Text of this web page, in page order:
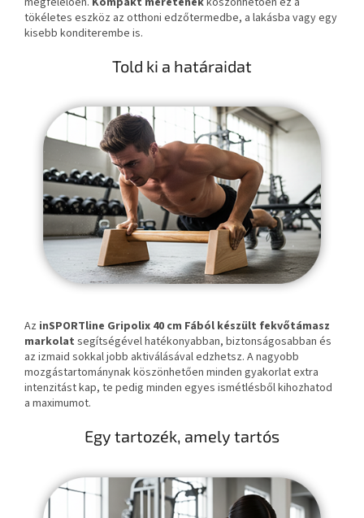
tökéletes eszköz az otthoni edzőtermedbe, a lakásba vagy egy
kisebb konditerembe is.
Told ki a határaidat
Az inSPORTline Gripolix 40 cm Fából készült fekvőtámasz
markolat segítségével hatékonyabban, biztonságosabban és
az izmaid sokkal jobb aktiválásával edzhetsz. A nagyobb
mozgástartománynak köszönhetően minden gyakorlat extra
intenzitást kap, te pedig minden egyes ismétlésből kihozhatod
a maximumot.
Egy tartozék, amely tartós